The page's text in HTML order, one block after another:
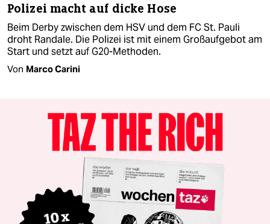
Polizei macht auf dicke Hose
Beim Derby zwischen dem HSV und dem FC St. Pauli
droht Randale. Die Polizei ist mit einem Großaufgebot am
Start und setzt auf G20-Methoden.
Von Marco Carini